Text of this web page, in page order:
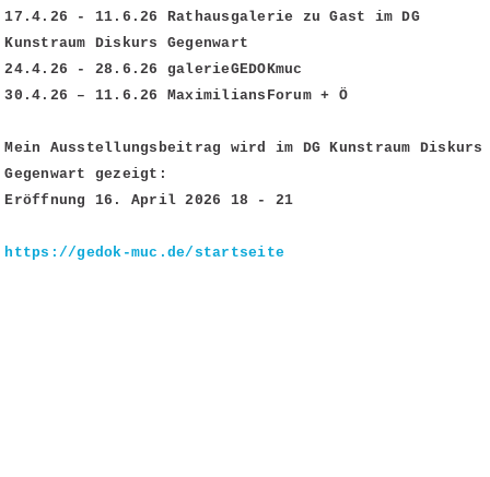
17.4.26 - 11.6.26 Rathausgalerie zu Gast im DG
Kunstraum Diskurs Gegenwart
24.4.26 - 28.6.26 galerieGEDOKmuc
30.4.26 – 11.6.26 MaximiliansForum + Ö
Mein Ausstellungsbeitrag wird im DG Kunstraum Diskurs
Gegenwart gezeigt:
Eröffnung 16. April 2026 18 - 21
https://gedok-muc.de/startseite